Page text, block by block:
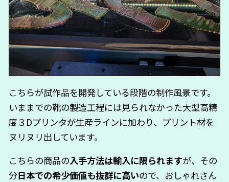
こちらが試作品を開発している段階の制作風景です。
いままでの靴の製造工程には見られなかった大型高精
度３Dプリンタが生産ラインに加わり、プリント材を
ヌリヌリ出しています。
こちらの商品の入手方法は輸入に限られますが、その
分日本での希少価値も抜群に高いので、おしゃれさん